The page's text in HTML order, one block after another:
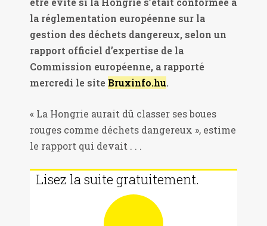
la réglementation européenne sur la
gestion des déchets dangereux, selon un
rapport officiel d’expertise de la
Commission européenne, a rapporté
mercredi le site Bruxinfo.hu.
« La Hongrie aurait dû classer ses boues
rouges comme déchets dangereux », estime
le rapport qui devait . . .
Lisez la suite gratuitement.